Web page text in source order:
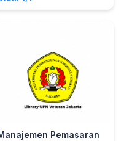
Pemasaran